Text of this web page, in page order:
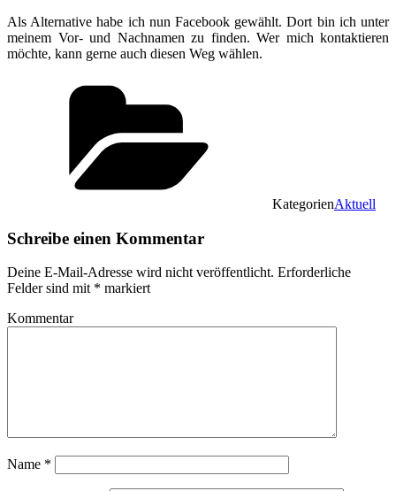
Als Alternative habe ich nun Facebook gewählt. Dort bin ich unter
meinem Vor- und Nachnamen zu finden. Wer mich kontaktieren
möchte, kann gerne auch diesen Weg wählen.
KategorienAktuell
Schreibe einen Kommentar
Deine E-Mail-Adresse wird nicht veröffentlicht. Erforderliche
Felder sind mit * markiert
Kommentar
Name *